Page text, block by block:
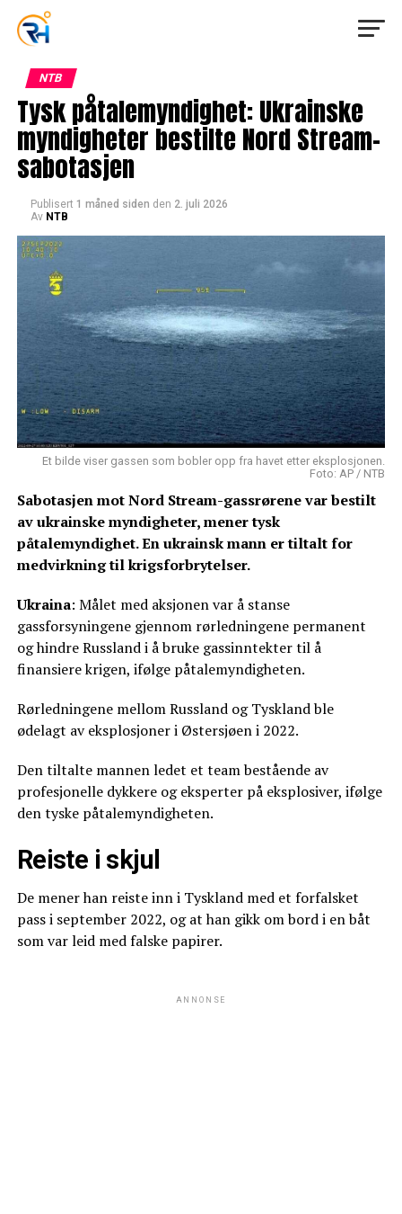
NTB
Tysk påtalemyndighet: Ukrainske
myndigheter bestilte Nord Stream-
sabotasjen
Publisert 1 måned siden den 2. juli 2026
Av NTB
Et bilde viser gassen som bobler opp fra havet etter eksplosjonen.
Foto: AP / NTB
Sabotasjen mot Nord Stream-gassrørene var bestilt
av ukrainske myndigheter, mener tysk
påtalemyndighet. En ukrainsk mann er tiltalt for
medvirkning til krigsforbrytelser.
Ukraina: Målet med aksjonen var å stanse
gassforsyningene gjennom rørledningene permanent
og hindre Russland i å bruke gassinntekter til å
finansiere krigen, ifølge påtalemyndigheten.
Rørledningene mellom Russland og Tyskland ble
ødelagt av eksplosjoner i Østersjøen i 2022.
Den tiltalte mannen ledet et team bestående av
profesjonelle dykkere og eksperter på eksplosiver, ifølge
den tyske påtalemyndigheten.
Reiste i skjul
De mener han reiste inn i Tyskland med et forfalsket
pass i september 2022, og at han gikk om bord i en båt
som var leid med falske papirer.
ANNONSE